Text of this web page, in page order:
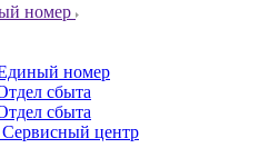
номер
номер
сбыта
сбыта
Сервисный центр